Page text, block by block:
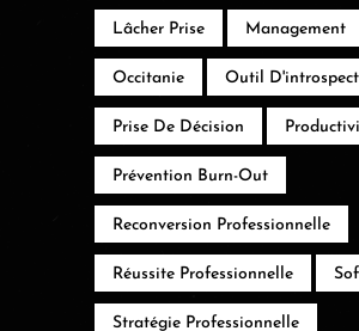
Lâcher Prise Management
Occitanie Outil
Prise De Décision
Prévention Burn-Out
Reconversion Professionnelle
Réussite Professionnelle
Stratégie Professionnelle